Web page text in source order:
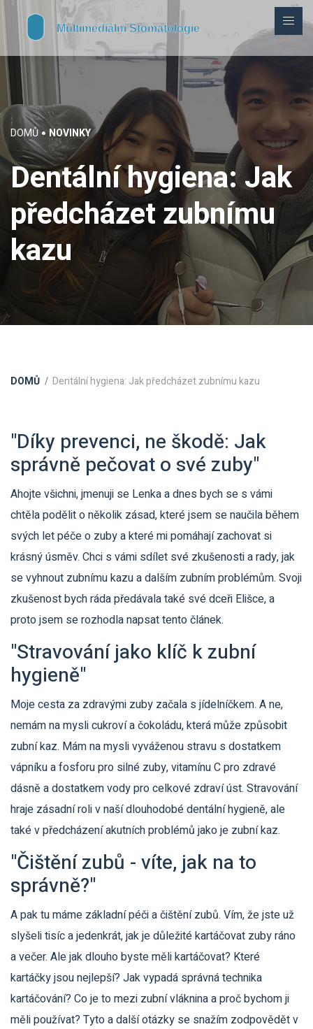
DOMŮ NOVINKY
Dentální hygiena: Jak
předcházet zubnímu
kazu
DOMŮ Dentální hygiena: Jak předcházet zubnímu kazu
"Díky prevenci, ne škodě: Jak
správně pečovat o své zuby"
Ahojte všichni, jmenuji se Lenka a dnes bych se s vámi
chtěla podělit o několik zásad, které jsem se naučila během
svých let péče o zuby a které mi pomáhají zachovat si
krásný úsměv. Chci s vámi sdílet své zkušenosti a rady, jak
se vyhnout zubnímu kazu a dalším zubním problémům. Svoji
zkušenost bych ráda předávala také své dceři Elišce, a
proto jsem se rozhodla napsat tento článek.
"Stravování jako klíč k zubní
hygieně"
Moje cesta za zdravými zuby začala s jídelníčkem. A ne,
nemám na mysli cukroví a čokoládu, která může způsobit
zubní kaz. Mám na mysli vyváženou stravu s dostatkem
vápníku a fosforu pro silné zuby, vitamínu C pro zdravé
dásně a dostatkem vody pro celkové zdraví úst. Stravování
hraje zásadní roli v naší dlouhodobé dentální hygieně, ale
také v předcházení akutních problémů jako je zubní kaz.
"Čištění zubů - víte, jak na to
správně?"
A pak tu máme základní péči a čištění zubů. Vím, že jste už
slyšeli tisíc a jedenkrát, jak je důležité kartáčovat zuby ráno
a večer. Ale jak dlouho byste měli kartáčovat? Které
kartáčky jsou nejlepší? Jak vypadá správná technika
kartáčování? Co je to mezi zubní vláknina a proč bychom ji
měli používat? Tyto a další otázky se snažím zodpovědět v